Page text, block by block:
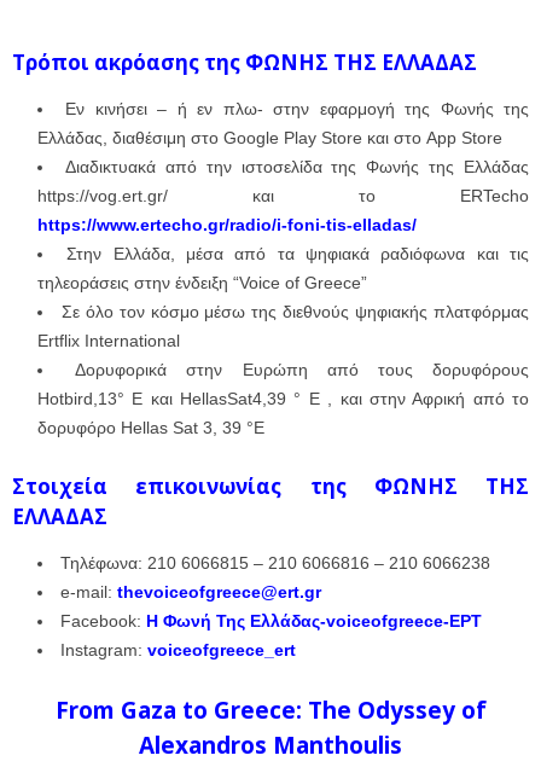
Τρόποι ακρόασης της ΦΩΝΗΣ ΤΗΣ ΕΛΛΑΔΑΣ
Εν κινήσει – ή εν πλω- στην εφαρμογή της Φωνής της
Ελλάδας, διαθέσιμη στο Google Play Store και στο App Store
Διαδικτυακά από την ιστοσελίδα της Φωνής της Ελλάδας
https://vog.ert.gr/ και το ERTecho
https://www.ertecho.gr/radio/i-foni-tis-elladas/
Στην Ελλάδα, μέσα από τα ψηφιακά ραδιόφωνα και τις
τηλεοράσεις στην ένδειξη “Voice of Greece”
Σε όλο τον κόσμο μέσω της διεθνούς ψηφιακής πλατφόρμας
Ertflix International
Δορυφορικά στην Ευρώπη από τους δορυφόρους
Hotbird,13° E και HellasSat4,39 ° E , και στην Αφρική από το
δορυφόρο Hellas Sat 3, 39 °E
Στοιχεία επικοινωνίας της ΦΩΝΗΣ ΤΗΣ
ΕΛΛΑΔΑΣ
Τηλέφωνα: 210 6066815 – 210 6066816 – 210 6066238
e-mail: thevoiceofgreece@ert.gr
Facebook: Η Φωνή Της Ελλάδας-voiceofgreece-ΕΡΤ
Instagram: voiceofgreece_ert
From Gaza to Greece: The Odyssey of
Alexandros Manthoulis